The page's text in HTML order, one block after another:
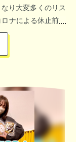
り大変多くのリス
ナによる休止前ま
4回目の出展とな
礼品の展示や、ふ
部）、地元で水
木詩織さんが、ブ
の魅力を電波に乗